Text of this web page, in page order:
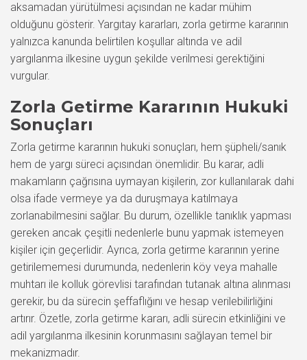
aksamadan yürütülmesi açısından ne kadar mühim
olduğunu gösterir. Yargıtay kararları, zorla getirme kararının
yalnızca kanunda belirtilen koşullar altında ve adil
yargılanma ilkesine uygun şekilde verilmesi gerektiğini
vurgular.
Zorla Getirme Kararının Hukuki
Sonuçları
Zorla getirme kararının hukuki sonuçları, hem şüpheli/sanık
hem de yargı süreci açısından önemlidir. Bu karar, adli
makamların çağrısına uymayan kişilerin, zor kullanılarak dahi
olsa ifade vermeye ya da duruşmaya katılmaya
zorlanabilmesini sağlar. Bu durum, özellikle tanıklık yapması
gereken ancak çeşitli nedenlerle bunu yapmak istemeyen
kişiler için geçerlidir. Ayrıca, zorla getirme kararının yerine
getirilememesi durumunda, nedenlerin köy veya mahalle
muhtarı ile kolluk görevlisi tarafından tutanak altına alınması
gerekir, bu da sürecin şeffaflığını ve hesap verilebilirliğini
artırır. Özetle, zorla getirme kararı, adli sürecin etkinliğini ve
adil yargılanma ilkesinin korunmasını sağlayan temel bir
mekanizmadır.